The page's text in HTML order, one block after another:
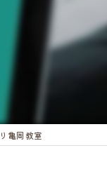
亀岡教室